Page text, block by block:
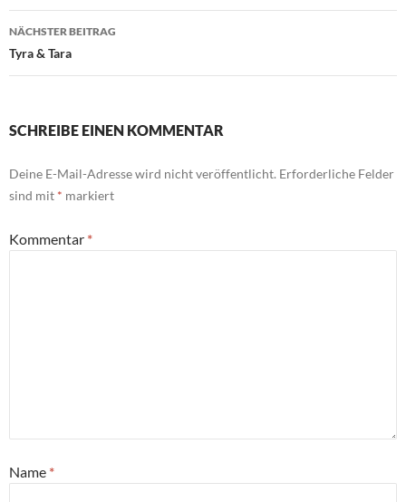
NÄCHSTER BEITRAG
Tyra & Tara
SCHREIBE EINEN KOMMENTAR
Deine E-Mail-Adresse wird nicht veröffentlicht. Erforderliche Felder
sind mit * markiert
Kommentar *
Name *